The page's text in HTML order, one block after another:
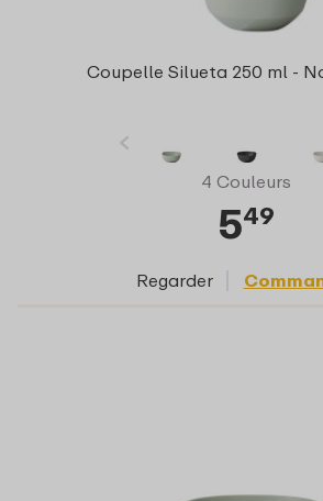
Coupelle Silueta 250 ml -
4 Couleurs
549
Regarder